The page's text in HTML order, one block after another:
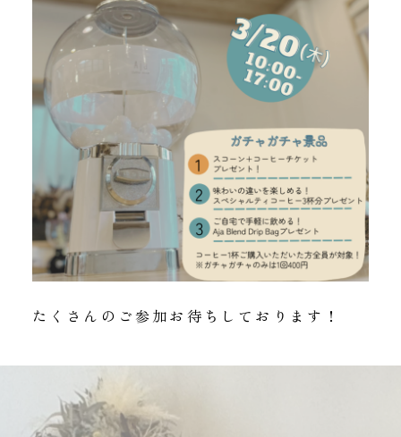
たくさんのご参加お待ちしております！